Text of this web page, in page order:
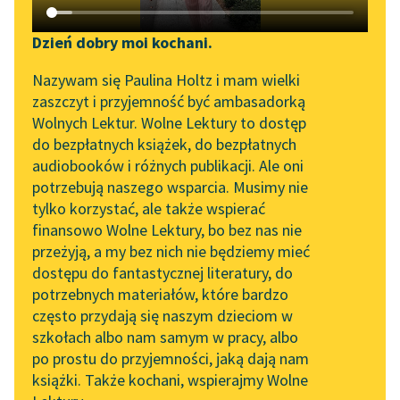
Katalog DAISY
Podkasty o książkach
Zgłoś brak utworu
Aktualności
„Prokurator Alicja Horn”
do słuchania
Byliśmy częścią AI Impact
Lab
Zapraszamy na spotkanie
online z tłumaczkami
literatury skandynawskiej
Spotkanie z Katarzyną
Tunkiel w Oslo
102. lata temu zmarł
Joseph Conrad
Narzędzia
Mapa Wolnych Lektur
Leśmianator
Przewodnik dla piszących i
czytających
API
OAI-PMH
Widget Wolnych Lektur
Przypisy
Dzień dobry moi kochani.
Nazywam się Paulina Holtz i mam wielki
zaszczyt i przyjemność być ambasadorką
Wolnych Lektur. Wolne Lektury to dostęp
do bezpłatnych książek, do bezpłatnych
audiobooków i różnych publikacji. Ale oni
potrzebują naszego wsparcia. Musimy nie
tylko korzystać, ale także wspierać
finansowo Wolne Lektury, bo bez nas nie
przeżyją, a my bez nich nie będziemy mieć
dostępu do fantastycznej literatury, do
potrzebnych materiałów, które bardzo
często przydają się naszym dzieciom w
szkołach albo nam samym w pracy, albo
po prostu do przyjemności, jaką dają nam
książki. Także kochani, wspierajmy Wolne
pobierz audiobook
pobierz książkę
czytaj online
Czyta: Zofia Kucharczyk , reż. Antoni Beksiak
1×